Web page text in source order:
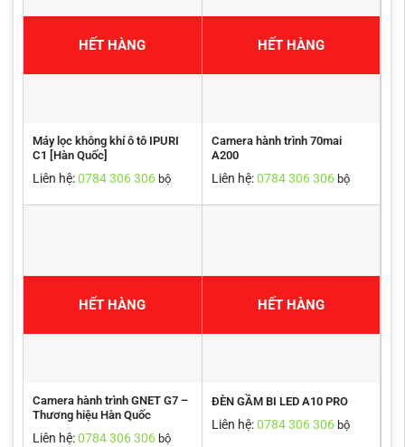
HẾT HÀNG
Máy lọc không khí ô tô IPURI
C1 [Hàn Quốc]
Liên hệ:0784 306 306 bộ
HẾT HÀNG
Camera hành trình 70mai
A200
Liên hệ:0784 306 306bộ
HẾT HÀNG
Camera hành trình GNET G7 –
Thương hiệu Hàn Quốc
Liên hệ:0784 306 306 bộ
HẾT HÀNG
ĐÈN GẦM BI LED A10 PRO
Liên hệ:0784 306 306bộ